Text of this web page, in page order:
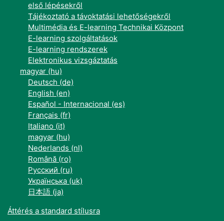
első lépésekről
Tájékoztató a távoktatási lehetőségekről
Multimédia és E-learning Technikai Központ
E-learning szolgáltatások
E-learning rendszerek
Elektronikus vizsgáztatás
magyar ‎(hu)‎
Deutsch ‎(de)‎
English ‎(en)‎
Español - Internacional ‎(es)‎
Français ‎(fr)‎
Italiano ‎(it)‎
magyar ‎(hu)‎
Nederlands ‎(nl)‎
Română ‎(ro)‎
Русский ‎(ru)‎
Українська ‎(uk)‎
日本語 ‎(ja)‎
Áttérés a standard stílusra